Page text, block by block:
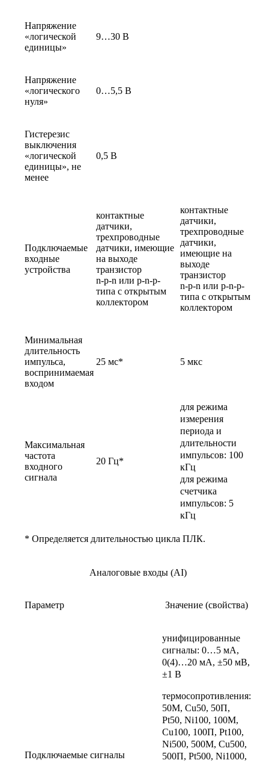
Напряжение
«логической
единицы»
9…30 В
Напряжение
«логического
нуля»
0…5,5 В
Гистерезис
выключения
«логической
единицы», не
менее
0,5 В
Подключаемые
входные
устройства
контактные
датчики,
трехпроводные
датчики, имеющие
на выходе
транзистор
n-p-n или p-n-p-
типа с открытым
коллектором
контактные
датчики,
трехпроводные
датчики,
имеющие на
выходе
транзистор
n-p-n или p-n-p-
типа с открытым
коллектором
Минимальная
длительность
импульса,
воспринимаемая
входом
25 мс* 5 мкс
Максимальная
частота
входного
сигнала
20 Гц*
для режима
измерения
периода и
длительности
импульсов: 100
кГц
для режима
счетчика
импульсов: 5
кГц
* Определяется длительностью цикла ПЛК.
Аналоговые входы (AI)
Параметр Значение (свойства)
Подключаемые сигналы
унифицированные
сигналы: 0…5 мА,
0(4)…20 мА, ±50 мВ,
±1 В
термосопротивления:
50М, Cu50, 50П,
Pt50, Ni100, 100М,
Cu100, 100П, Pt100,
Ni500, 500М, Cu500,
500П, Pt500, Ni1000,